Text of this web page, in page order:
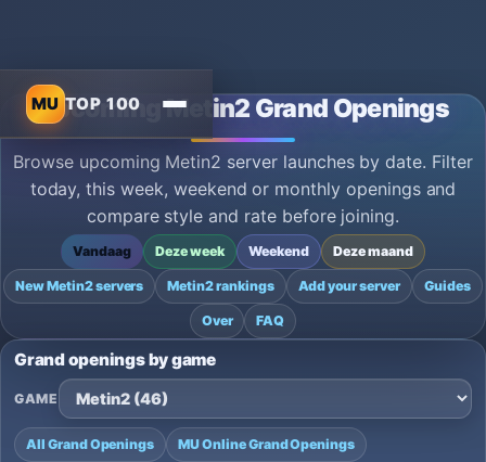
MU TOP 100
Upcoming Metin2 Grand Openings
Browse upcoming Metin2 server launches by date. Filter
today, this week, weekend or monthly openings and
compare style and rate before joining.
Vandaag Deze week Weekend Deze maand
New Metin2 servers Metin2 rankings Add your server Guides
Over FAQ
Grand openings by game
GAME
All Grand Openings MU Online Grand Openings